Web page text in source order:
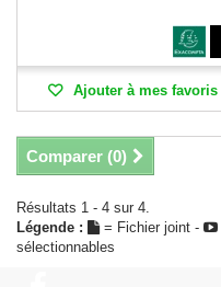
Ajouter à mes favoris
Comparer (0)
Résultats 1 - 4 sur 4.
Légende :
= Fichier joint -
sélectionnables